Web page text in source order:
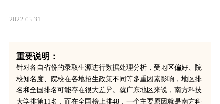
2022.05.31
重要说明：
针对各自省份的录取生源进行数据处理分析，受地区偏好、院
校知名度、院校在各地招生政策不同等多重因素影响，地区排
名和全国排名可能存在很大差异。就广东地区来说，南方科技
大学排第11名，而在全国榜上排48，一个主要原因就是南方科